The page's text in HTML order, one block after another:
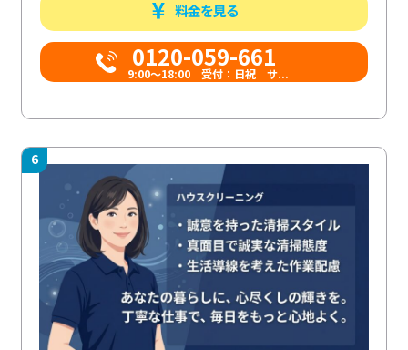
料金を見る
0120-059-661
9:00〜18:00 受付：日祝 サ...
6